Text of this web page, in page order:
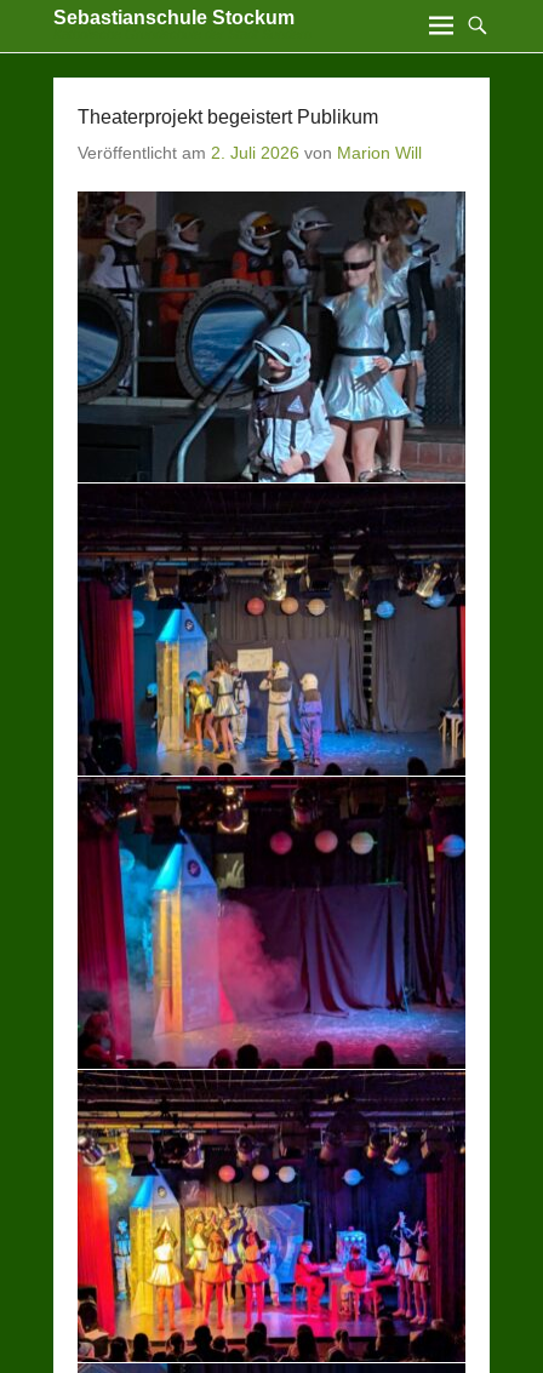
Sebastianschule Stockum
Theaterprojekt begeistert Publikum
Veröffentlicht am 2. Juli 2026 von Marion Will